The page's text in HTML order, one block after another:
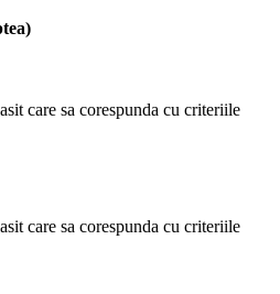
care sa corespunda cu criteriile
care sa corespunda cu criteriile